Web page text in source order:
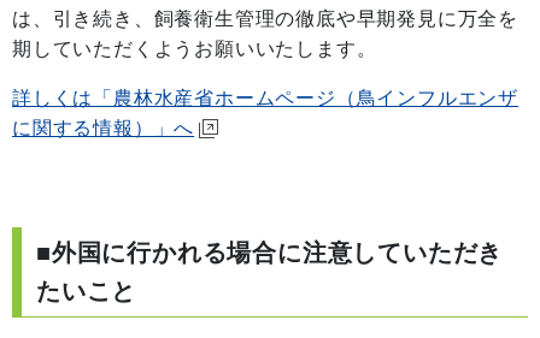
は、引き続き、飼養衛生管理の徹底や早期発見に万全を
期していただくようお願いいたします。
詳しくは「農林水産省ホームページ（鳥インフルエンザ
に関する情報）」へ
■外国に行かれる場合に注意していただき
たいこと